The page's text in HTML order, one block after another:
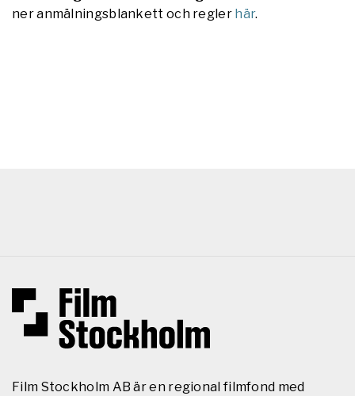
ner anmälningsblankett och regler här.
Film Stockholm AB är en regional filmfond med